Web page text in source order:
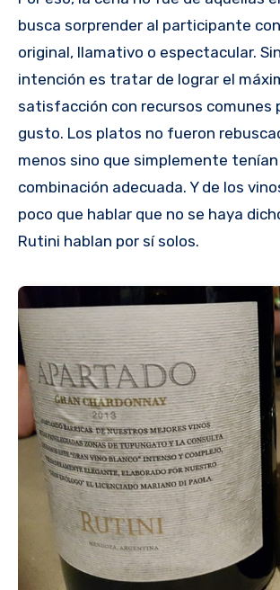
busca sorprender al participante
original, llamativo o espectacular.
intención es tratar de lograr el
satisfacción con recursos comunes
gusto. Los platos no fueron
menos sino que simplemente tenían
combinación adecuada. Y de los
poco que hablar que no se haya
Rutini hablan por sí solos.